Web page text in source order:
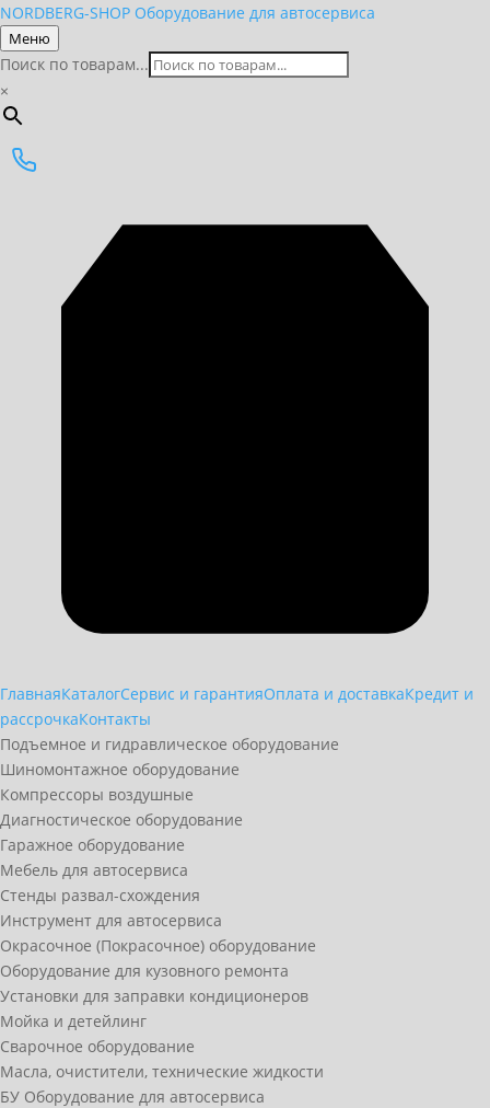
NORDBERG-SHOP Оборудование для автосервиса
Меню
Поиск по товарам...
×
ГлавнаяКаталогСервис и гарантияОплата и доставкаКредит и
рассрочкаКонтакты
Подъемное и гидравлическое оборудование
Шиномонтажное оборудование
Компрессоры воздушные
Диагностическое оборудование
Гаражное оборудование
Мебель для автосервиса
Стенды развал-схождения
Инструмент для автосервиса
Окрасочное (Покрасочное) оборудование
Оборудование для кузовного ремонта
Установки для заправки кондиционеров
Мойка и детейлинг
Сварочное оборудование
Масла, очистители, технические жидкости
БУ Оборудование для автосервиса